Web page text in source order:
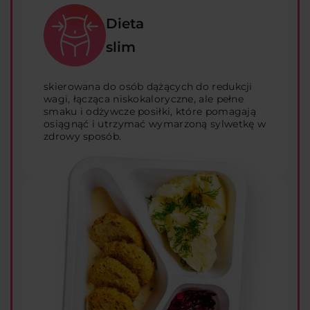
Dieta
slim
skierowana do osób dążących do redukcji
wagi, łącząca niskokaloryczne, ale pełne
smaku i odżywcze posiłki, które pomagają
osiągnąć i utrzymać wymarzoną sylwetkę w
zdrowy sposób.